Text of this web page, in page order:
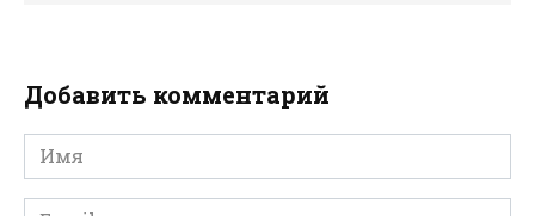
Добавить комментарий
Имя
*